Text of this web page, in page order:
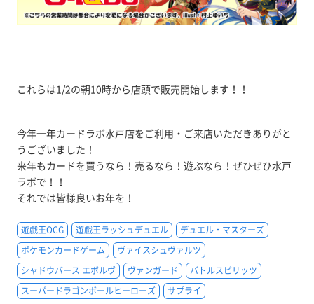
これらは1/2の朝10時から店頭で販売開始します！！
今年一年カードラボ水戸店をご利用・ご来店いただきありがと
うございました！
来年もカードを買うなら！売るなら！遊ぶなら！ぜひぜひ水戸
ラボで！！
それでは皆様良いお年を！
遊戯王OCG 遊戯王ラッシュデュエル
デュエル・マスターズ
ポケモンカードゲーム
ヴァイスシュヴァルツ
シャドウバース エボルヴ
ヴァンガード
バトルスピリッツ
スーパードラゴンボールヒーローズ
サプライ